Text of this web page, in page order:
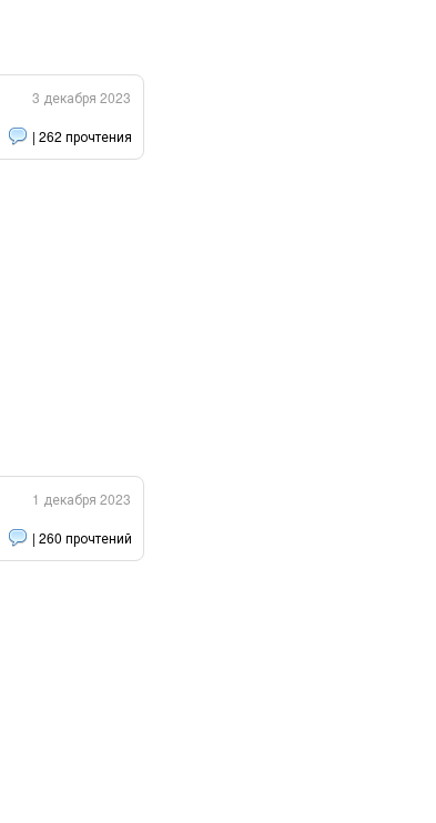
3 декабря 2023
| 262 прочтения
1 декабря 2023
| 260 прочтений